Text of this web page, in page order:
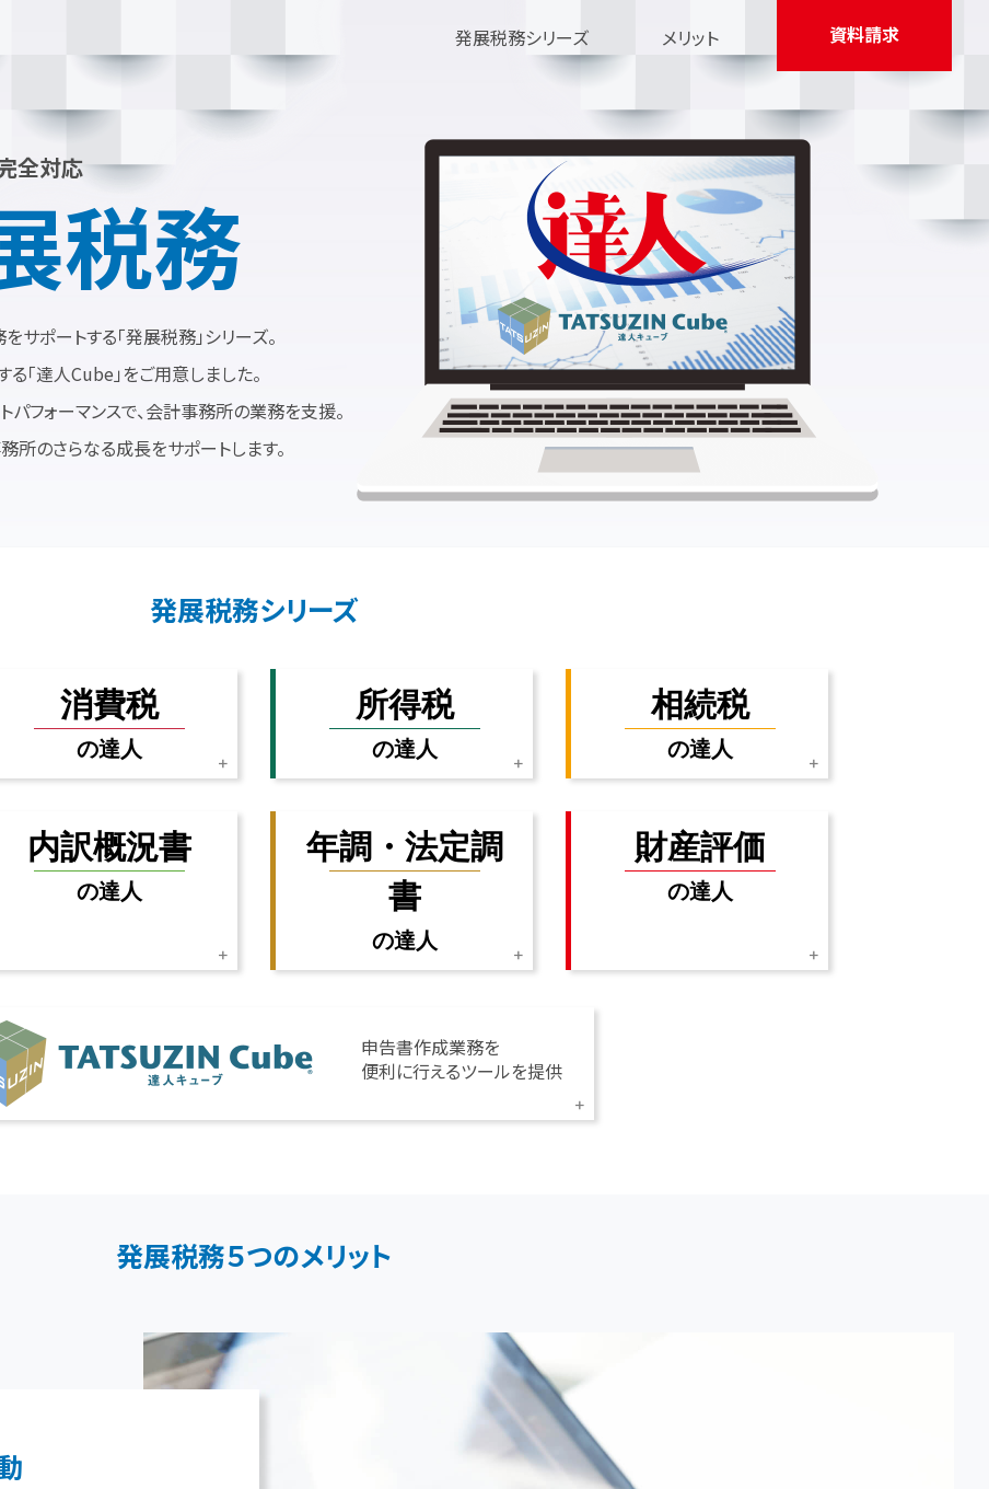
発展税務シリーズ メリット 資料請求
全対応
税務
ポートする「発展税務」シリーズ。
「達人Cube」をご用意しました。
フォーマンスで、会計事務所の業務を支援。
のさらなる成長をサポートします。
発展税務シリーズ
消費税
の達人
所得税
の達人
相続税
の達人
内訳概況書
の達人
年調・法定調
書
の達人
財産評価
の達人
申告書作成業務を
便利に行えるツールを提供
発展税務５つのメリット